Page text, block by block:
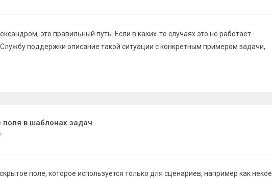
это правильный путь. Если в каких-то случаях это не работает -
поддержки описание такой ситуации с конкретным примером задачи,
в шаблонах задач
поле, которое используется только для сценариев, например как некое